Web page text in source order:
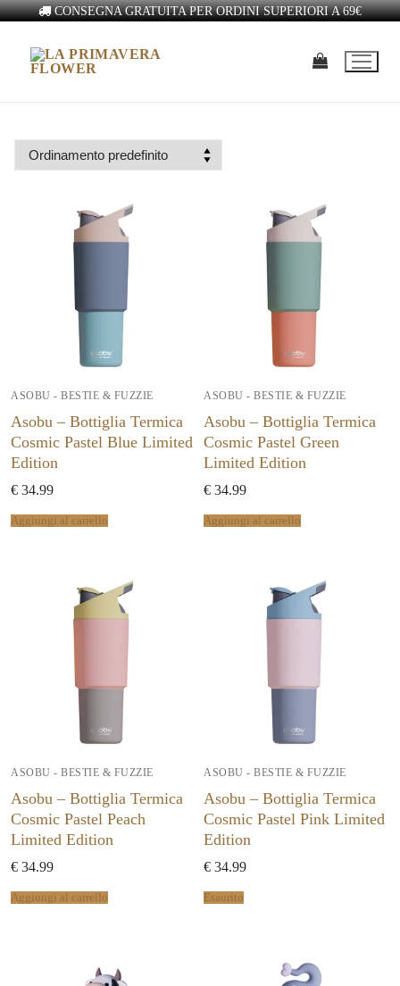
CONSEGNA GRATUITA PER ORDINI SUPERIORI A 69€
ASOBU - BESTIE & FUZZIE
Asobu – Bottiglia Termica
Cosmic Pastel Blue Limited
Edition
€ 34.99
Aggiungi al carrello
ASOBU - BESTIE & FUZZIE
Asobu – Bottiglia Termica
Cosmic Pastel Green
Limited Edition
€ 34.99
Aggiungi al carrello
ASOBU - BESTIE & FUZZIE
Asobu – Bottiglia Termica
Cosmic Pastel Peach
Limited Edition
€ 34.99
Aggiungi al carrello
ASOBU - BESTIE & FUZZIE
Asobu – Bottiglia Termica
Cosmic Pastel Pink Limited
Edition
€ 34.99
Esaurito